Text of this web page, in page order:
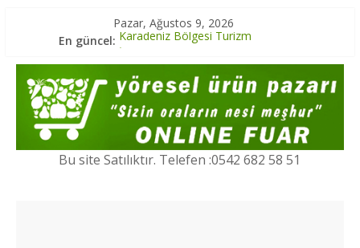
Pazar, Ağustos 9, 2026
En güncel: Karadeniz Bölgesi Turizm
Marmara Bölgesi Yöresel Lezzetler
Ege Bölgesi Yöresel Ürünler
Marmara Bölgesi Turizm
Bu site Satılıktır. Telefen :0542 682 58 51